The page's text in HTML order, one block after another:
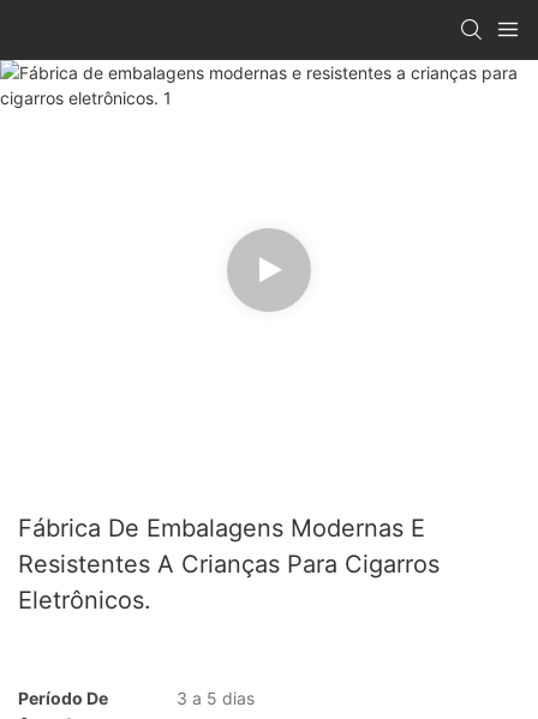
Fábrica De Embalagens Modernas E
Resistentes A Crianças Para Cigarros
Eletrônicos.
Período De
3 a 5 dias